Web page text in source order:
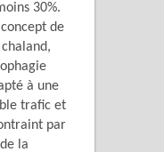
30%.
concept de
à une
trafic et
par
la